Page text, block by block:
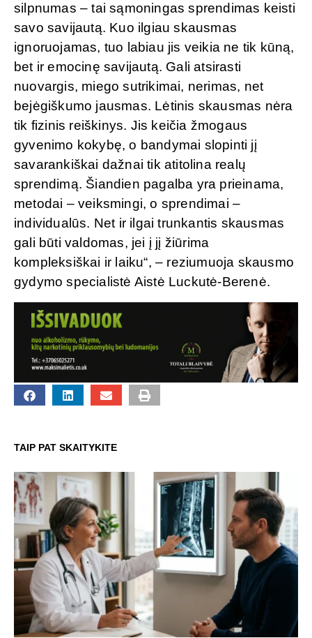
silpnumas – tai sąmoningas sprendimas keisti
savo savijautą. Kuo ilgiau skausmas
ignoruojamas, tuo labiau jis veikia ne tik kūną,
bet ir emocinę savijautą. Gali atsirasti
nuovargis, miego sutrikimai, nerimas, net
bejėgiškumo jausmas. Lėtinis skausmas nėra
tik fizinis reiškinys. Jis keičia žmogaus
gyvenimo kokybę, o bandymai slopinti jį
savarankiškai dažnai tik atitolina realų
sprendimą. Šiandien pagalba yra prieinama,
metodai – veiksmingi, o sprendimai –
individualūs. Net ir ilgai trunkantis skausmas
gali būti valdomas, jei į jį žiūrima
kompleksiškai ir laiku“, – reziumuoja skausmo
gydymo specialistė Aistė Luckutė-Berenė.
TAIP PAT SKAITYKITE